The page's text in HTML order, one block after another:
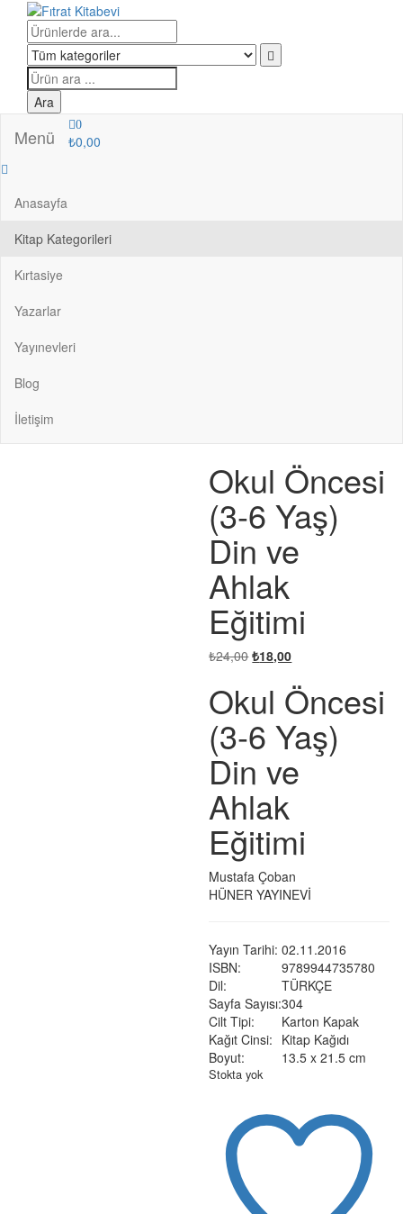
İçeriğe
Fıtrat Kitabevi
Oku Yaşa Anlat
Products
search
Ara
Menü
0
₺0,00
Anasayfa
Kitap Kategorileri
Kırtasiye
Yazarlar
Yayınevleri
Blog
İletişim
Okul Öncesi
(3-6 Yaş)
Din ve
Ahlak
Eğitimi
₺24,00Orijinal
₺24,00.
₺18,00Şu
fiyat:
₺18,00.
Okul Öncesi
(3-6 Yaş)
Din ve
Ahlak
Eğitimi
Mustafa Çoban
HÜNER YAYINEVİ
Yayın Tarihi: 02.11.2016
ISBN:
9789944735780
Dil:
TÜRKÇE
Sayfa Sayısı:304
Cilt Tipi:
Karton Kapak
Kağıt Cinsi: Kitap Kağıdı
Boyut:
13.5 x 21.5 cm
Stokta yok